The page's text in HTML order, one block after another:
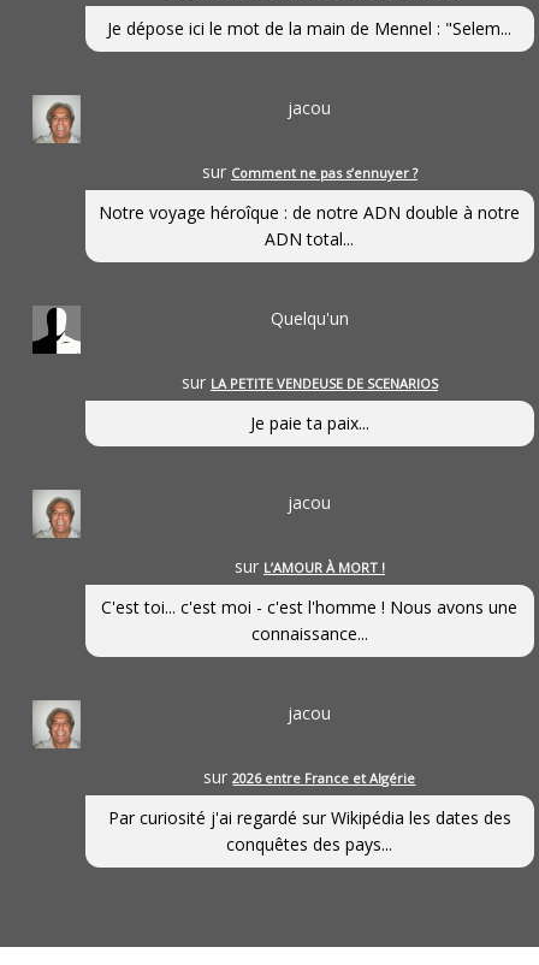
Je dépose ici le mot de la main de Mennel : "Selem...
jacou
sur Comment ne pas s’ennuyer ?
Notre voyage héroîque : de notre ADN double à notre
ADN total...
Quelqu'un
sur LA PETITE VENDEUSE DE SCENARIOS
Je paie ta paix...
jacou
sur L’AMOUR À MORT !
C'est toi... c'est moi - c'est l'homme ! Nous avons une
connaissance...
jacou
sur2026 entre France et Algérie
Par curiosité j'ai regardé sur Wikipédia les dates des
conquêtes des pays...